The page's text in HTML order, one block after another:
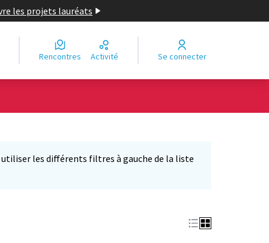
les projets lauréats
Rencontres Activité Se connecter
les différents filtres à gauche de la liste